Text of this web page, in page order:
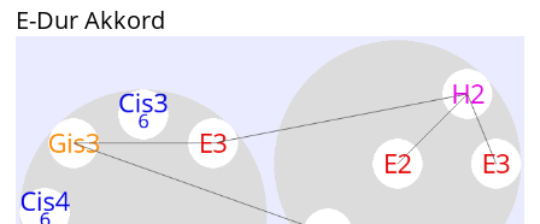
E-Dur Akkord